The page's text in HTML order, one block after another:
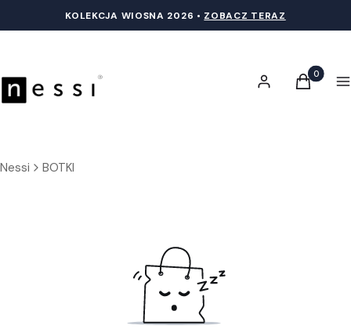
KOLEKCJA WIOSNA 2026 • ZOBACZ TERAZ
Zaloguj sięProdukty
Koszyk
Nessi BOTKI